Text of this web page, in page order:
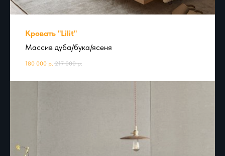
Кровать "Lilit"
Массив дуба/бука/ясеня
180 000 р. 217 000 р.